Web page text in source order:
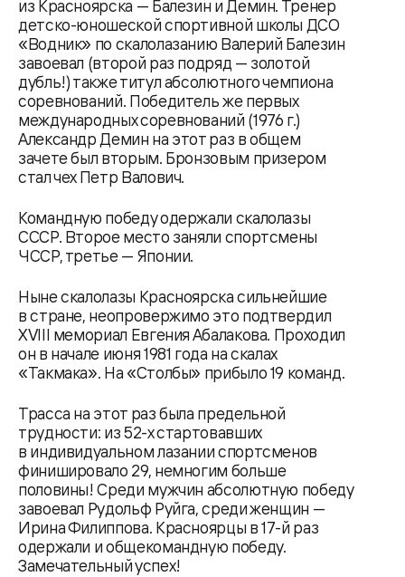
из Красноярска — Балезин и Демин. Тренер
детско-юношеской спортивной школы ДСО
«Водник» по скалолазанию Валерий Балезин
завоевал (второй раз подряд — золотой
дубль!) также титул абсолютного чемпиона
соревнований. Победитель же первых
международных соревнований (1976 г.)
Александр Демин на этот раз в общем
зачете был вторым. Бронзовым призером
стал чех Петр Валович.
Командную победу одержали скалолазы
СССР. Второе место заняли спортсмены
ЧССР, третье — Японии.
Ныне скалолазы Красноярска сильнейшие
в стране, неопровержимо это подтвердил
XVIII мемориал Евгения Абалакова. Проходил
он в начале июня 1981 года на скалах
«Такмака». На «Столбы» прибыло 19 команд.
Трасса на этот раз была предельной
трудности: из 52-х стартовавших
в индивидуальном лазании спортсменов
финишировало 29, немногим больше
половины! Среди мужчин абсолютную победу
завоевал Рудольф Руйга, среди женщин —
Ирина Филиппова. Красноярцы в 17-й раз
одержали и общекомандную победу.
Замечательный успех!